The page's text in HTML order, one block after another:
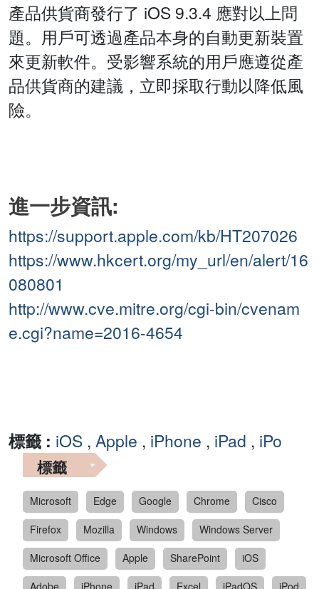
產品供貨商發行了 iOS 9.3.4 應對以上問
題。用戶可透過產品本身的自動更新裝置
來更新軟件。受影響系統的用戶應遵從產
品供貨商的建議，立即採取行動以降低風
險。
進一步資訊:
https://support.apple.com/kb/HT207026
https://www.hkcert.org/my_url/en/alert/16
080801
http://www.cve.mitre.org/cgi-bin/cvenam
e.cgi?name=2016-4654
標籤 : iOS , Apple , iPhone , iPad , iPo
標籤
Microsoft Edge Google Chrome
Cisco
Firefox
Mozilla Windows
Windows Server
Microsoft Office
Apple SharePoint
iOS